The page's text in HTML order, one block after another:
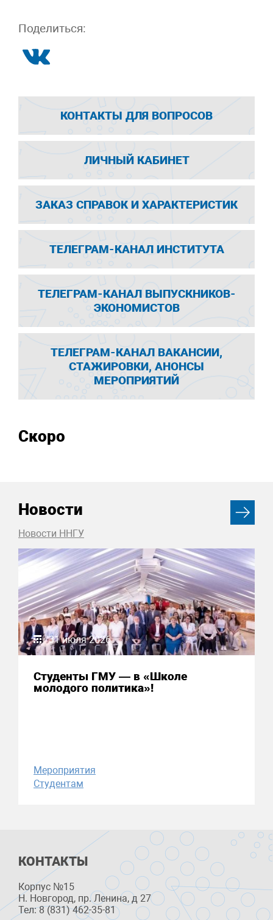
Поделиться:
КОНТАКТЫ ДЛЯ ВОПРОСОВ
ЛИЧНЫЙ КАБИНЕТ
ЗАКАЗ СПРАВОК И ХАРАКТЕРИСТИК
ТЕЛЕГРАМ-КАНАЛ ИНСТИТУТА
ТЕЛЕГРАМ-КАНАЛ ВЫПУСКНИКОВ-
ЭКОНОМИСТОВ
ТЕЛЕГРАМ-КАНАЛ ВАКАНСИИ,
СТАЖИРОВКИ, АНОНСЫ
МЕРОПРИЯТИЙ
Скоро
Новости
Новости ННГУ
31 июля 2026
Студенты ГМУ — в «Школе
молодого политика»!
Мероприятия
Студентам
КОНТАКТЫ
Корпус №15
Н. Новгород, пр. Ленина, д 27
Тел: 8 (831) 462-35-81